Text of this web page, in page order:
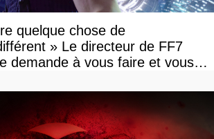
quelque chose de
» Le directeur de FF7
demande à vous faire et vous